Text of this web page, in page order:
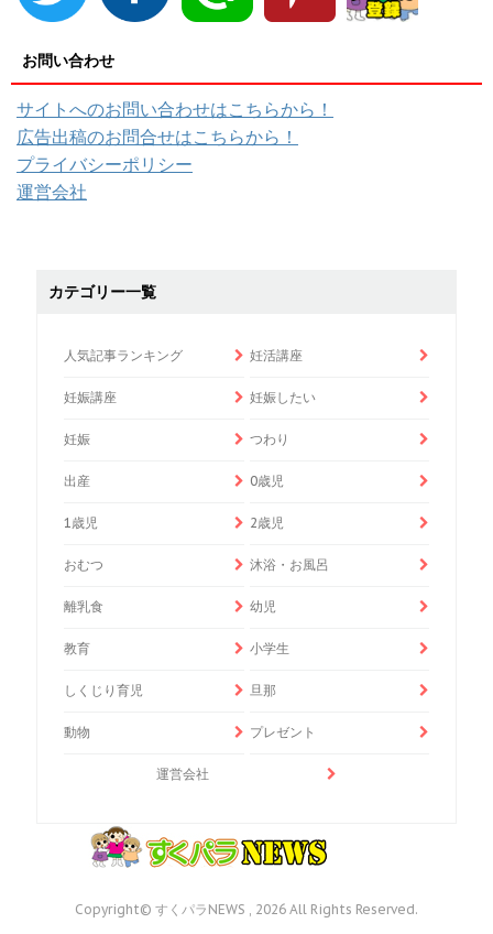
お問い合わせ
サイトへのお問い合わせはこちらから！
広告出稿のお問合せはこちらから！
プライバシーポリシー
運営会社
カテゴリー一覧
人気記事ランキング 妊活講座
妊娠講座 妊娠したい
妊娠 つわり
出産 0歳児
1歳児 2歳児
おむつ 沐浴・お風呂
離乳食 幼児
教育 小学生
しくじり育児 旦那
動物 プレゼント
運営会社
Copyright© すくパラNEWS , 2026 All Rights Reserved.